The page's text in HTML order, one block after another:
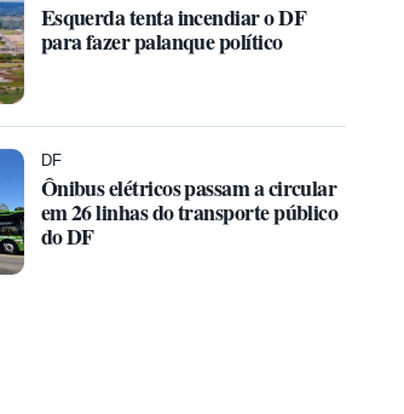
Esquerda tenta incendiar o DF
para fazer palanque político
DF
Ônibus elétricos passam a circular
em 26 linhas do transporte público
do DF